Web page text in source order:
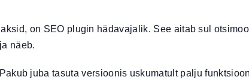
on SEO plugin hädavajalik. See aitab sul
näeb.
juba tasuta versioonis uskumatult palju